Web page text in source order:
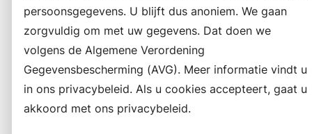
persoonsgegevens. U blijft dus anoniem. We gaan
zorgvuldig om met uw gegevens. Dat doen we
volgens de Algemene Verordening
Gegevensbescherming (AVG). Meer informatie vindt u
in ons privacybeleid. Als u cookies accepteert, gaat u
akkoord met ons privacybeleid.